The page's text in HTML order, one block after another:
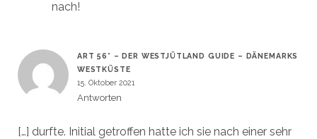
nach!
ART 56° – DER WESTJÜTLAND GUIDE – DÄNEMARKS
WESTKÜSTE
15. Oktober 2021
Antworten
[…] durfte. Initial getroffen hatte ich sie nach einer sehr